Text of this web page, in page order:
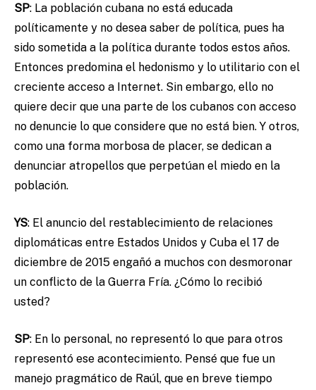
SP: La población cubana no está educada
políticamente y no desea saber de política, pues ha
sido sometida a la política durante todos estos años.
Entonces predomina el hedonismo y lo utilitario con el
creciente acceso a Internet. Sin embargo, ello no
quiere decir que una parte de los cubanos con acceso
no denuncie lo que considere que no está bien. Y otros,
como una forma morbosa de placer, se dedican a
denunciar atropellos que perpetúan el miedo en la
población.
YS: El anuncio del restablecimiento de relaciones
diplomáticas entre Estados Unidos y Cuba el 17 de
diciembre de 2015 engañó a muchos con desmoronar
un conflicto de la Guerra Fría. ¿Cómo lo recibió
usted?
SP: En lo personal, no representó lo que para otros
representó ese acontecimiento. Pensé que fue un
manejo pragmático de Raúl, que en breve tiempo